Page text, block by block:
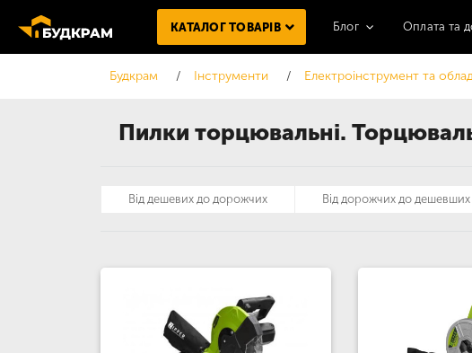
Пилки торцювальні.
КАТАЛОГ ТОВАРІВ Блог Оплата та
Будкрам Інструменти Електроінструмент та
Від дешевих до дорожчих Від дорожчих до дешевших